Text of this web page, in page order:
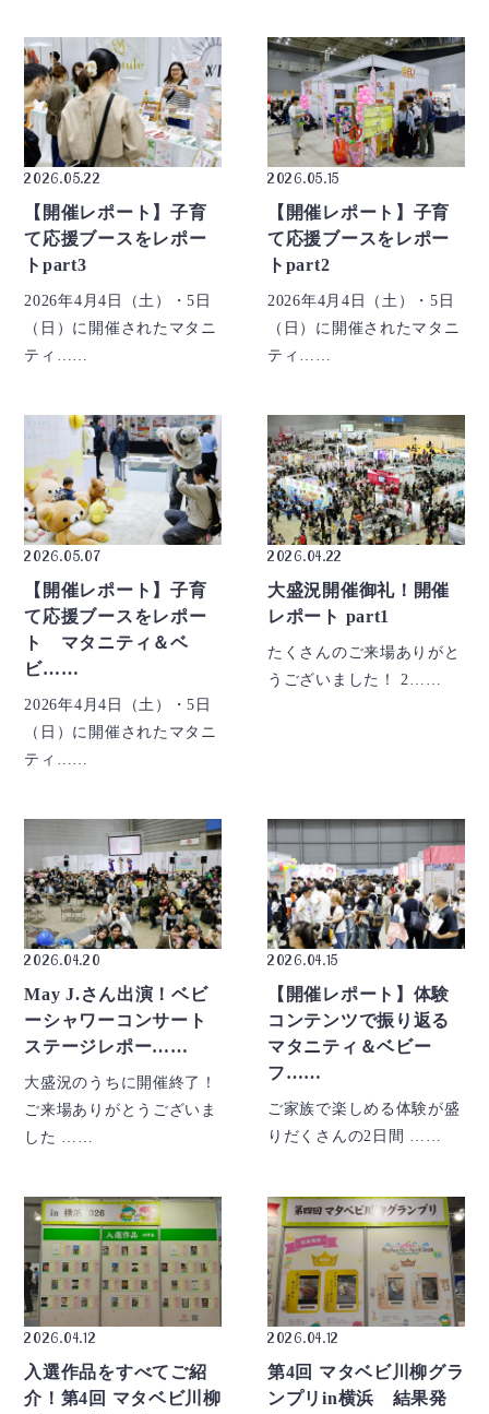
2026.05.22
【開催レポート】子育
て応援ブースをレポー
トpart3
2026年4月4日（土）・5日
（日）に開催されたマタニ
ティ……
2026.05.15
【開催レポート】子育
て応援ブースをレポー
トpart2
2026年4月4日（土）・5日
（日）に開催されたマタニ
ティ……
2026.05.07
【開催レポート】子育
て応援ブースをレポー
ト マタニティ＆ベ
ビ……
2026年4月4日（土）・5日
（日）に開催されたマタニ
ティ……
2026.04.22
大盛況開催御礼！開催
レポート part1
たくさんのご来場ありがと
うございました！ 2……
2026.04.20
May J.さん出演！ベビ
ーシャワーコンサート
ステージレポー……
大盛況のうちに開催終了！
ご来場ありがとうございま
した ……
2026.04.15
【開催レポート】体験
コンテンツで振り返る
マタニティ＆ベビー
フ……
ご家族で楽しめる体験が盛
りだくさんの2日間 ……
2026.04.12
入選作品をすべてご紹
介！第4回 マタベビ川柳
2026.04.12
第4回 マタベビ川柳グラ
ンプリin横浜 結果発